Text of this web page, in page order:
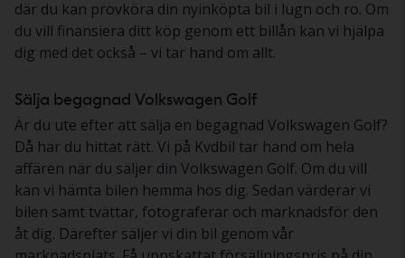
där du kan provköra din nyinköpta bil i lugn och ro. Om
du vill finansiera ditt köp genom ett billån kan vi hjälpa
dig med det också – vi tar hand om allt.
Sälja begagnad Volkswagen Golf
Är du ute efter att sälja en begagnad Volkswagen Golf?
Då har du hittat rätt. Vi på Kvdbil tar hand om hela
affären när du säljer din Volkswagen Golf. Om du vill
kan vi hämta bilen hemma hos dig. Sedan värderar vi
bilen samt tvättar, fotograferar och marknadsför den
åt dig. Därefter säljer vi din bil genom vår